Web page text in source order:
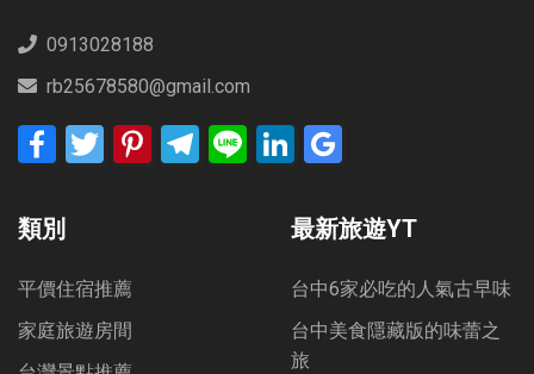
0913028188
rb25678580@gmail.com
FacebookTwitter PinterestTelegram
Line LinkedIn
類別
平價住宿推薦
家庭旅遊房間
最新旅遊YT
台中6家必吃的人氣古早味
台中美食隱藏版的味蕾之
旅